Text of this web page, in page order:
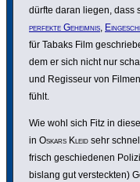
dürfte daran liegen, dass
perfekte Geheimnis,
für Tabaks Film
dem er sich nicht nur
und Regisseur von
fühlt.
Wie wohl sich Fitz in
in Oskars Kleid sehr
frisch geschie­denen
bislang gut versteckten)